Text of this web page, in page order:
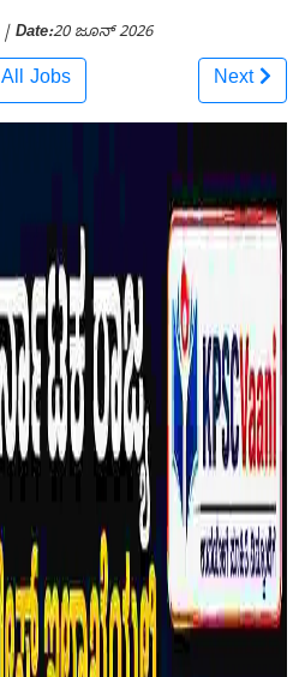
| Date:20 ಜೂನ್ 2026
All Jobs Next